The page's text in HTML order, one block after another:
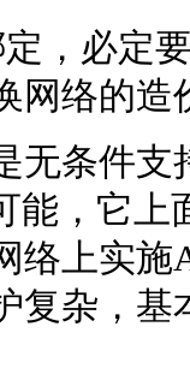
，必定
网络的造
无条件
能，它
络上实
复杂，